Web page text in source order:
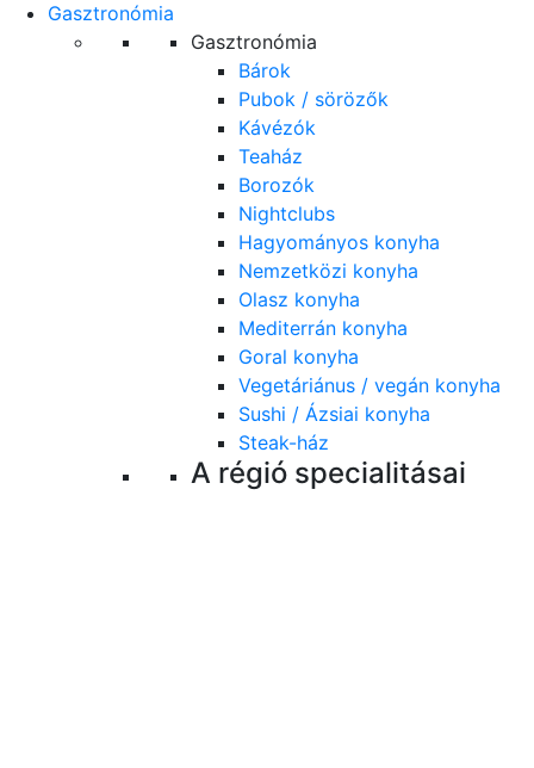
Gasztronómia
Gasztronómia
Bárok
Pubok / sörözők
Kávézók
Teaház
Borozók
Nightclubs
Hagyományos konyha
Nemzetközi konyha
Olasz konyha
Mediterrán konyha
Goral konyha
Vegetáriánus / vegán konyha
Sushi / Ázsiai konyha
Steak-ház
A régió specialitásai